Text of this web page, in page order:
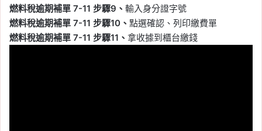
燃料稅逾期補單 7-11 步驟9、 輸入身分證字號
燃料稅逾期補單 7-11 步驟10、 點選確認、列印繳費單
燃料稅逾期補單 7-11 步驟11、 拿收據到櫃台繳錢